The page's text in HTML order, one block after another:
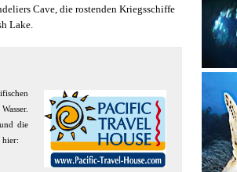
Cave, die rostenden Kriegsschiffe
Lake.
die
hier: